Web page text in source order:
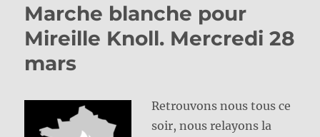
Marche blanche pour
Mireille Knoll. Mercredi 28
mars
Retrouvons nous tous ce
soir, nous relayons la